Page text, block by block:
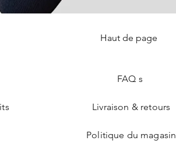
Haut de page
FAQ s
Livraison & retours
Politique du magasin